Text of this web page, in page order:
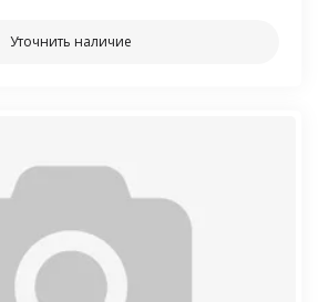
Уточнить наличие